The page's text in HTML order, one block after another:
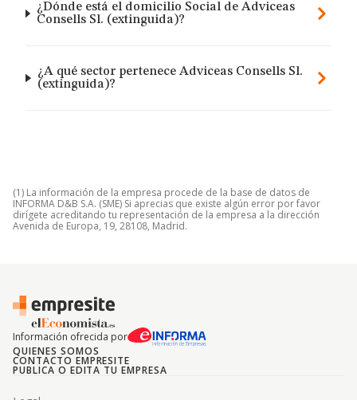
¿Dónde está el domicilio Social de Adviceas
Consells Sl. (extinguida)?
¿A qué sector pertenece Adviceas Consells Sl.
(extinguida)?
(1) La información de la empresa procede de la base de datos de
INFORMA D&B S.A. (SME) Si aprecias que existe algún error por favor
dirígete acreditando tu representación de la empresa a la dirección
Avenida de Europa, 19, 28108, Madrid.
Información ofrecida por
QUIENES SOMOS
CONTACTO EMPRESITE
PUBLICA O EDITA TU EMPRESA